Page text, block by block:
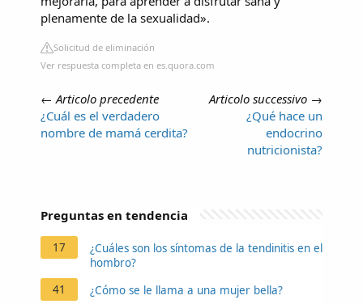
plenamente de la sexualidad».
Solicitud de eliminación
Ver respuesta completa en es.quora.com
← Articolo precedente
¿Cuál es el verdadero
nombre de mamá cerdita?
Articolo successivo →
¿Qué hace un
endocrino
nutricionista?
Preguntas en tendencia
17
¿Cuáles son los síntomas de la tendinitis en el
hombro?
41
¿Cómo se le llama a una mujer bella?